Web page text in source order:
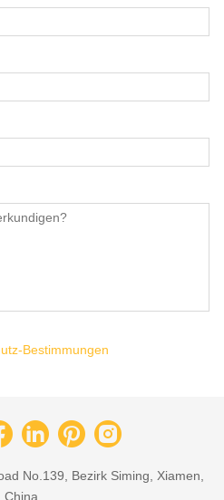
Bestimmungen
No.139, Bezirk Siming, Xiamen,
China